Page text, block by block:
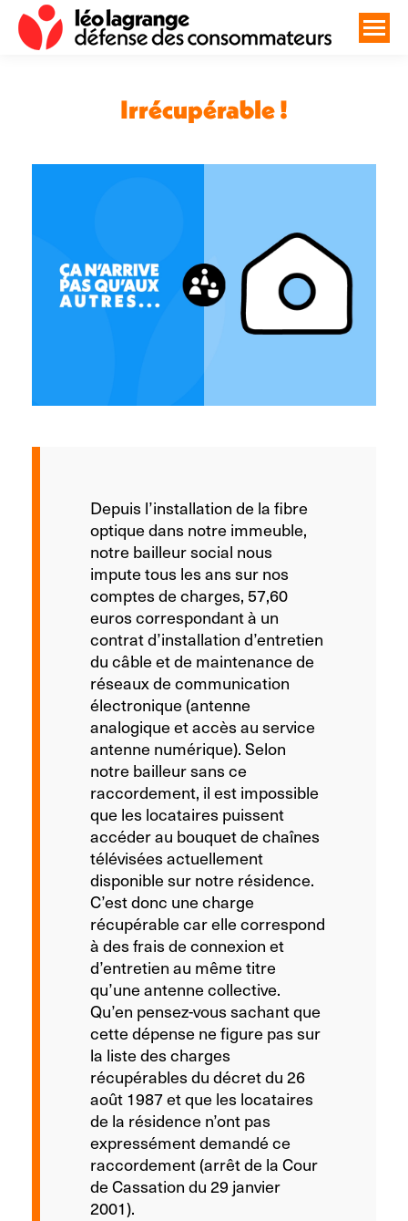
Irrécupérable !
Depuis l’installation de la fibre
optique dans notre immeuble,
notre bailleur social nous
impute tous les ans sur nos
comptes de charges, 57,60
euros correspondant à un
contrat d’installation d’entretien
du câble et de maintenance de
réseaux de communication
électronique (antenne
analogique et accès au service
antenne numérique). Selon
notre bailleur sans ce
raccordement, il est impossible
que les locataires puissent
accéder au bouquet de chaînes
télévisées actuellement
disponible sur notre résidence.
C’est donc une charge
récupérable car elle correspond
à des frais de connexion et
d’entretien au même titre
qu’une antenne collective.
Qu’en pensez-vous sachant que
cette dépense ne figure pas sur
la liste des charges
récupérables du décret du 26
août 1987 et que les locataires
de la résidence n’ont pas
expressément demandé ce
raccordement (arrêt de la Cour
de Cassation du 29 janvier
2001).